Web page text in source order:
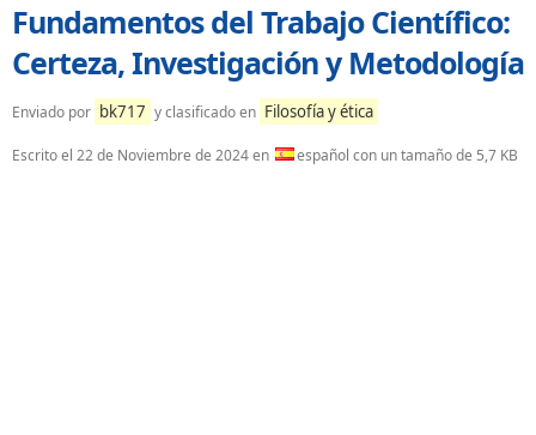
Fundamentos del Trabajo Científico:
Certeza, Investigación y Metodología
Enviado por bk717 y clasificado en Filosofía y ética
Escrito el 22 de Noviembre de 2024en español con un tamaño de 5,7 KB